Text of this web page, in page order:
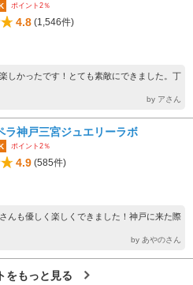
ポイント2％
4.8 (1,546件)
しかったです！とても素敵にできました。丁
by アさん
ラ神戸三宮ジュエリーラボ
ポイント2％
4.9 (585件)
んも優しく楽しくできました！神戸に来た際
by あやのさん
をもっと見る